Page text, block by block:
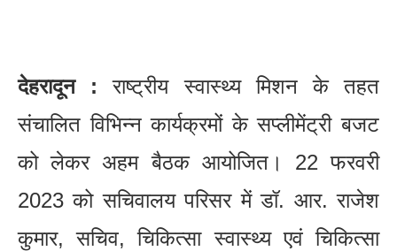
देहरादून : राष्ट्रीय स्वास्थ्य मिशन के तहत
संचालित विभिन्न कार्यक्रमों के सप्लीमेंट्री बजट
को लेकर अहम बैठक आयोजित। 22 फरवरी
2023 को सचिवालय परिसर में डॉ. आर. राजेश
कुमार, सचिव, चिकित्सा स्वास्थ्य एवं चिकित्सा